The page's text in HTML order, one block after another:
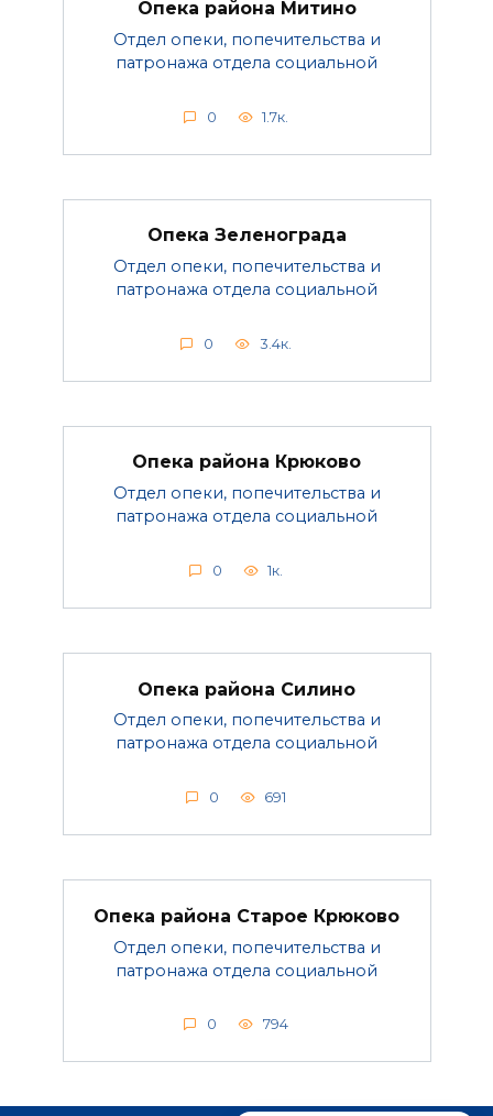
Опека района Митино
Отдел опеки, попечительства и
патронажа отдела социальной
0 1.7к.
Опека Зеленограда
Отдел опеки, попечительства и
патронажа отдела социальной
0 3.4к.
Опека района Крюково
Отдел опеки, попечительства и
патронажа отдела социальной
0 1к.
Опека района Силино
Отдел опеки, попечительства и
патронажа отдела социальной
0 691
Опека района Старое Крюково
Отдел опеки, попечительства и
патронажа отдела социальной
0 794